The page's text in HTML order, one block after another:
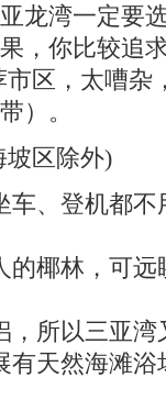
龙湾一定要
，你比较追
区，太嘈杂
）。
坡区除外)
车、登机都
的椰林，可远
，所以三亚湾
有天然海滩